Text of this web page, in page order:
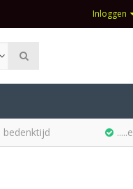
Inloggen
bedenktijd